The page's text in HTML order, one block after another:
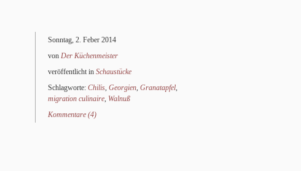
Sonntag, 2. Feber 2014
von Der Küchenmeister
veröffentlicht in Schaustücke
Schlagworte: Chilis, Georgien, Granatapfel,
migration culinaire, Walnuß
Kommentare (4)